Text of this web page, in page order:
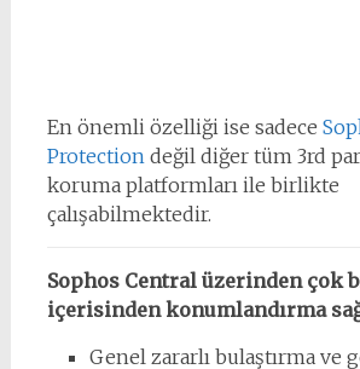
En önemli özelliği ise sadece
Protectiondeğil diğer tüm 3rd
koruma platformları ile birlikte
çalışabilmektedir.
Sophos Central üzerinden çok
içerisinden konumlandırma
Genel zararlı bulaştırma ve